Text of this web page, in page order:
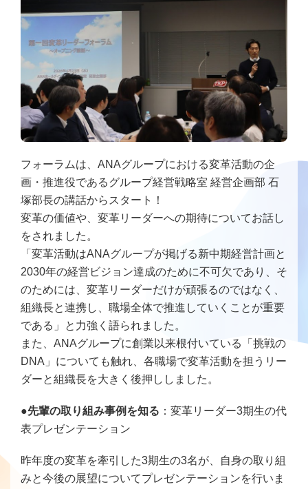
フォーラムは、ANAグループにおける変革活動の企
画・推進役であるグループ経営戦略室 経営企画部 石
塚部長の講話からスタート！
変革の価値や、変革リーダーへの期待についてお話し
をされました。
「変革活動はANAグループが掲げる新中期経営計画と
2030年の経営ビジョン達成のために不可欠であり、そ
のためには、変革リーダーだけが頑張るのではなく、
組織長と連携し、職場全体で推進していくことが重要
である」と力強く語られました。
また、ANAグループに創業以来根付いている「挑戦の
DNA」についても触れ、各職場で変革活動を担うリー
ダーと組織長を大きく後押ししました。
●先輩の取り組み事例を知る ：変革リーダー3期生の代
表プレゼンテーション
昨年度の変革を牽引した3期生の3名が、自身の取り組
みと今後の展望についてプレゼンテーションを行いま